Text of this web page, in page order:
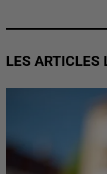
LES ARTICLES